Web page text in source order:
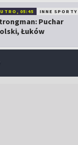
05:45 INNE SPORTY
Puchar
Łuków